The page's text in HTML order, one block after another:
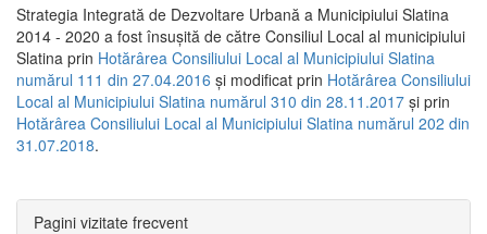
Strategia Integrată de Dezvoltare Urbană a Municipiului Slatina
2014 - 2020 a fost însuşită de către Consiliul Local al municipiului
Slatina prin Hotărârea Consiliului Local al Municipiului Slatina
numărul 111 din 27.04.2016 și modificat prin Hotărârea Consiliului
Local al Municipiului Slatina numărul 310 din 28.11.2017 și prin
Hotărârea Consiliului Local al Municipiului Slatina numărul 202 din
31.07.2018.
Pagini vizitate frecvent